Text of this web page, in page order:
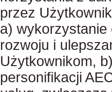
przez
a) wykorzystanie
rozwoju i
Użytkownikom,
personifikacji